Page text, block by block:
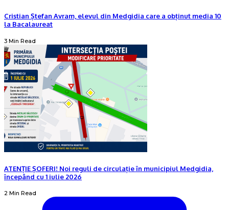
Cristian Ștefan Avram, elevul din Medgidia care a obținut media 10
la Bacalaureat
3 Min Read
ATENȚIE ȘOFERI! Noi reguli de circulație în municipiul Medgidia,
începând cu 1 iulie 2026
2 Min Read